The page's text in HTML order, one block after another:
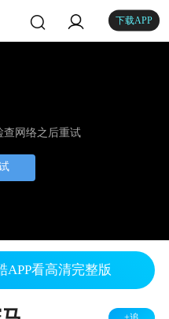
下载APP
查网络之后重试
APP看高清完整版